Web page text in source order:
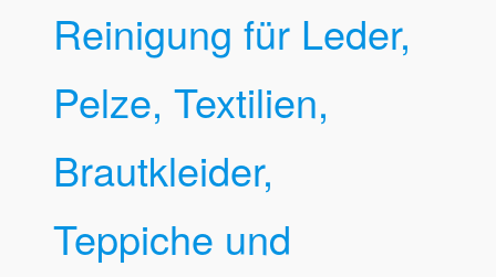
Reinigung für Leder,
Pelze, Textilien,
Brautkleider,
Teppiche und